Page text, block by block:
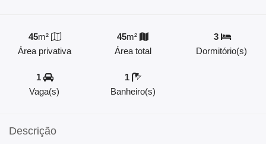
45m²
Área privativa
45m²
Área total
3
Dormitório(s)
1
Vaga(s)
1
Banheiro(s)
Descrição